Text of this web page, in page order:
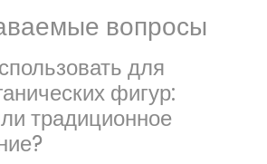
вопросы
для
фигур:
традиционное